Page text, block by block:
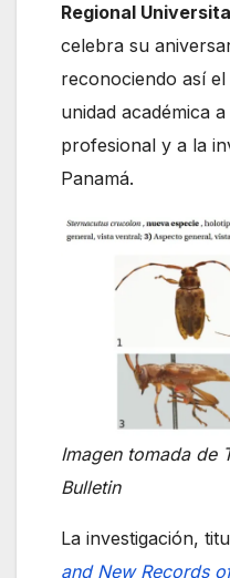
Regional
celebra su
reconociendo así
unidad académica
profesional y a la
Panamá.
Imagen tomada de
Bulletin
La investigación,
and New Records